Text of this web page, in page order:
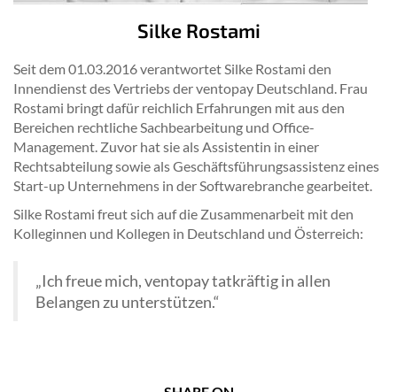
Silke Rostami
Seit dem 01.03.2016 verantwortet Silke Rostami den
Innendienst des Vertriebs der ventopay Deutschland. Frau
Rostami bringt dafür reichlich Erfahrungen mit aus den
Bereichen rechtliche Sachbearbeitung und Office-
Management. Zuvor hat sie als Assistentin in einer
Rechtsabteilung sowie als Geschäftsführungsassistenz eines
Start-up Unternehmens in der Softwarebranche gearbeitet.
Silke Rostami freut sich auf die Zusammenarbeit mit den
Kolleginnen und Kollegen in Deutschland und Österreich:
„Ich freue mich, ventopay tatkräftig in allen
Belangen zu unterstützen.“